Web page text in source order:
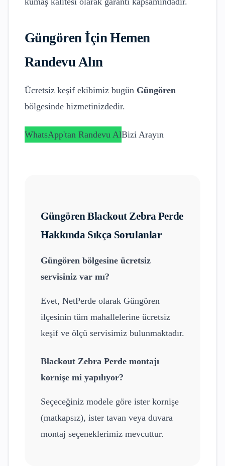
Güngörenİçin Hemen
Randevu Alın
Ücretsiz keşif ekibimiz bugün Güngören
bölgesinde hizmetinizdedir.
WhatsApp'tan Randevu AlBizi Arayın
GüngörenBlackout Zebra Perde
Hakkında Sıkça Sorulanlar
Güngören bölgesine ücretsiz
servisiniz var mı?
Evet, NetPerde olarak Güngören
ilçesinin tüm mahallelerine ücretsiz
keşif ve ölçü servisimiz bulunmaktadır.
Blackout Zebra Perde montajı
kornişe mi yapılıyor?
Seçeceğiniz modele göre ister kornişe
(matkapsız), ister tavan veya duvara
montaj seçeneklerimiz mevcuttur.